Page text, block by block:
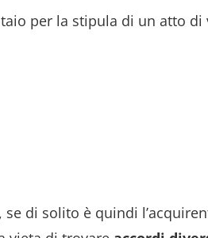
per la stipula di un atto
di solito è quindi